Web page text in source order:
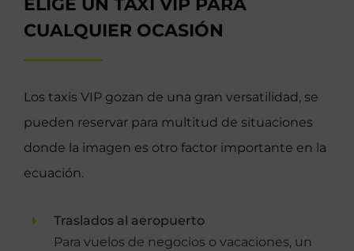
ELIGE UN TAXI VIP PARA
CUALQUIER OCASIÓN
Los taxis VIP gozan de una gran versatilidad, se
pueden reservar para multitud de situaciones
donde la imagen es otro factor importante en la
ecuación.
Traslados al aeropuerto
Para vuelos de negocios o vacaciones, un